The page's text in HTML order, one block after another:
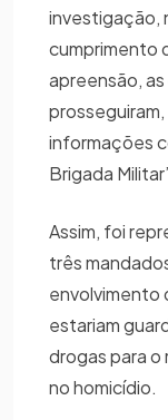
investigação,
cumprimento
apreensão,
informações
Brigada
Assim, foi
três
envolvimento
estariam
drogas para o
no homicídio.